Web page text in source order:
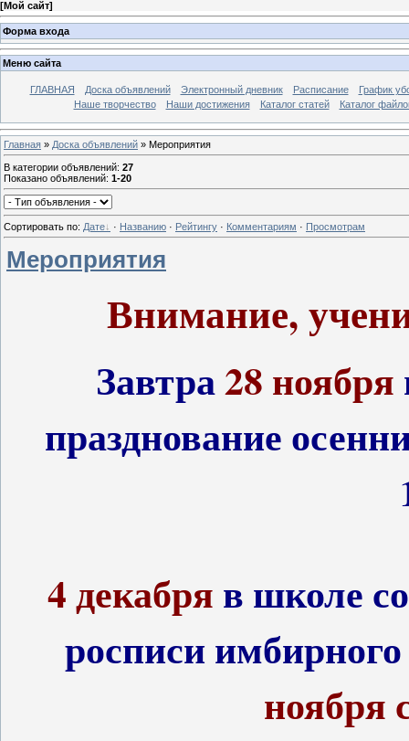
[Мой сайт]
Форма входа
Меню сайта
ГЛАВНАЯ Доска объявлений Электронный дневник Расписание
График
Наше творчество
Наши достижения Каталог статей Каталог
Главная » Доска объявлений » Мероприятия
В категории объявлений: 27
Показано объявлений: 1-20
Сортировать по: Дате · Названию · Рейтингу · Комментариям · Просмотрам
Мероприятия
Внимание,
Завтра28 ноября
празднование
4 декабряв школе
росписи
ноября